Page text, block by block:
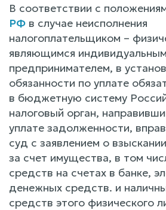
В соответствии с
РФ в случае неисполнения
налогоплательщиком –
являющимся индивидуальным
предпринимателем, в
обязанности по уплате
в бюджетную систему
налоговый орган,
уплате задолженности,
суд с заявлением о
за счет имущества, в том
средств на счетах в банке,
денежных средств. и
средств этого физического